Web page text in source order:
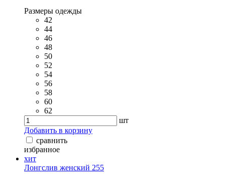
Размеры одежды
42
44
46
48
50
52
54
56
58
60
62
шт
Добавить в корзину
сравнить
избранное
хит
Лонгслив женский 255